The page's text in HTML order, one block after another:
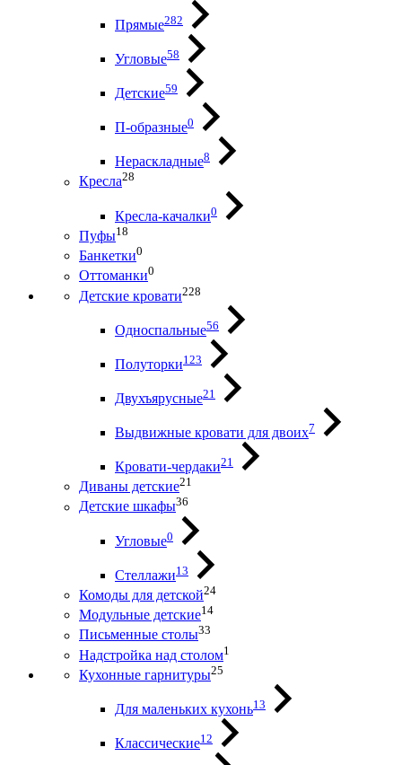
Прямые282
Угловые58
Детские59
П-образные0
Нераскладные8
Кресла28
Кресла-качалки0
Пуфы18
Банкетки0
Оттоманки0
Детские кровати228
Односпальные56
Полуторки123
Двухъярусные21
Выдвижные кровати для двоих7
Кровати-чердаки21
Диваны детские21
Детские шкафы36
Угловые0
Стеллажи13
Комоды для детской24
Модульные детские14
Письменные столы33
Надстройка над столом1
Кухонные гарнитуры25
Для маленьких кухонь13
Классические12